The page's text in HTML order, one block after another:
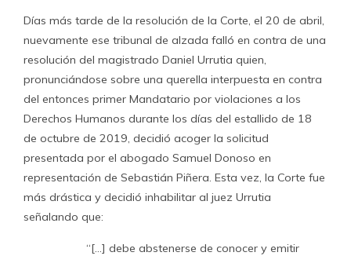
Días más tarde de la resolución de la Corte, el 20 de abril,
nuevamente ese tribunal de alzada falló en contra de una
resolución del magistrado Daniel Urrutia quien,
pronunciándose sobre una querella interpuesta en contra
del entonces primer Mandatario por violaciones a los
Derechos Humanos durante los días del estallido de 18
de octubre de 2019, decidió acoger la solicitud
presentada por el abogado Samuel Donoso en
representación de Sebastián Piñera. Esta vez, la Corte fue
más drástica y decidió inhabilitar al juez Urrutia
señalando que:
“[…] debe abstenerse de conocer y emitir